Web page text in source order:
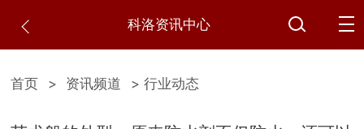
科洛资讯中心
首页 > 资讯频道 > 行业动态